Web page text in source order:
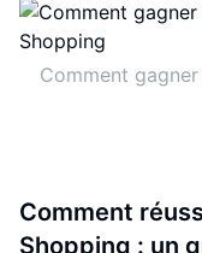
Comment
Comment
Shopping : un